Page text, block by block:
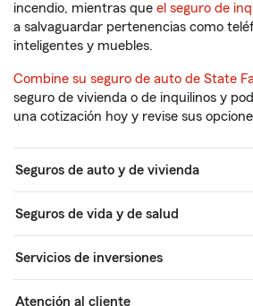
incendio, mientras que el seguro de
a salvaguardar pertenencias como
inteligentes y muebles.
Combine su seguro de auto de State
seguro de vivienda o de inquilinos y
una cotización hoy y revise sus
Seguros de auto y de vivienda
Seguros de vida y de salud
Servicios de inversiones
Atención al cliente